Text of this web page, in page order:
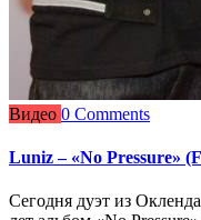
Видео 0 Comments
Luniz – «No Pressure»
Сегодня дуэт из